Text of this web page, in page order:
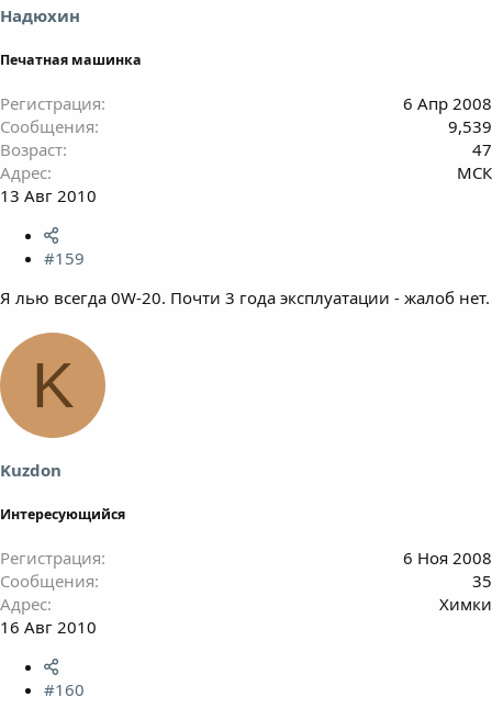
Надюхин
Печатная машинка
Регистрация
6 Апр 2008
Сообщения
9,539
Возраст
47
Адрес
МСК
13 Авг 2010
#159
Я лью всегда 0W-20. Почти 3 года эксплуатации - жалоб нет.
K
Kuzdon
Интересующийся
Регистрация
6 Ноя 2008
Сообщения
35
Адрес
Химки
16 Авг 2010
#160